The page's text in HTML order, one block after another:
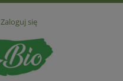
Zaloguj się